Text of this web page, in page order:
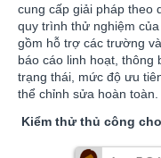
cung cấp giải pháp theo
quy trình thử nghiệm
gồm hỗ trợ các trường
báo cáo linh hoạt, thông
trạng thái, mức độ ưu
thể chỉnh sửa hoàn toàn.
Kiểm thử thủ công